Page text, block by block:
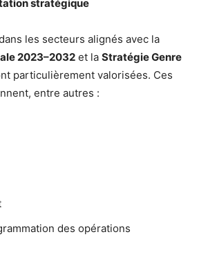
stratégique
les secteurs alignés avec la
2023–2032 et la Stratégie Genre
particulièrement valorisées. Ces
entre autres :
des opérations